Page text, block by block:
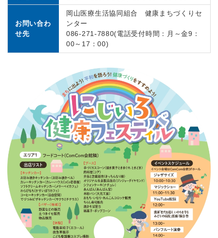
お問い合わ
せ先
岡山医療生活協同組合 健康まちづくりセ
ンター
086-271-7880(電話受付時間：月～金9：
00～17：00)